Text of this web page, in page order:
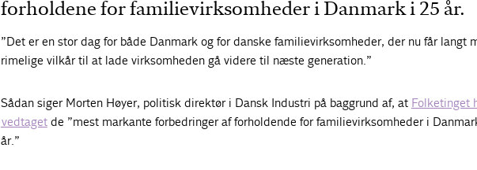
forholdene for familievirksomheder i Danmark i 25 år.
”Det er en stor dag for både Danmark og for danske familievirksomheder, der nu får langt
rimelige vilkår til at lade virksomheden gå videre til næste generation.”
Sådan siger Morten Høyer, politisk direktør i Dansk Industri på baggrund af, at Folketinget
vedtagetde ”mest markante forbedringer af forholdende for familievirksomheder i
år.”